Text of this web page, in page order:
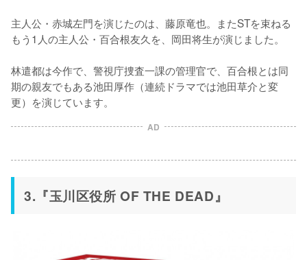
主人公・赤城左門を演じたのは、藤原竜也。またSTを束ねる
もう1人の主人公・百合根友久を、岡田将生が演じました。
林遣都は今作で、警視庁捜査一課の管理官で、百合根とは同
期の親友でもある池田厚作（連続ドラマでは池田草介と変
更）を演じています。
AD
3.『玉川区役所 OF THE DEAD』